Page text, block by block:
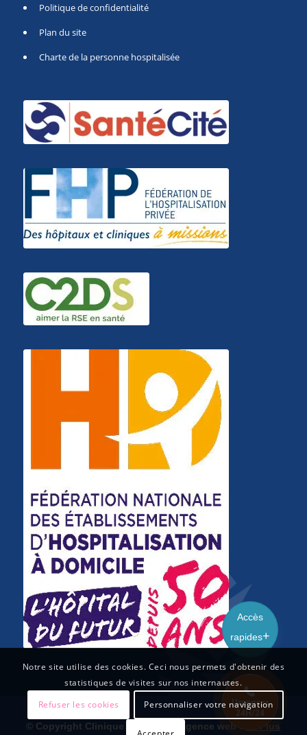
Accès
rapides
Urgences
24H/24
Politique de confidentialité
Plan du site
Charte de la personne hospitalisée
© Copyright Clinique du Cèdre – agence web : Le Plus
Notre site utilise des cookies. Ceci nous permets d'obtenir des
statistiques de visites sur nos internautes.
Refuser les cookies
Personnaliser votre navigation